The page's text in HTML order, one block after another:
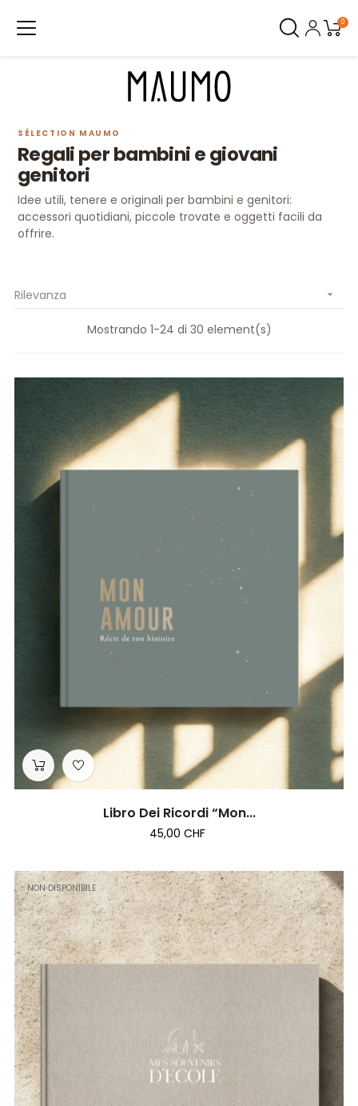
0
SÉLECTION MAUMO
Regali per bambini e giovani
genitori
Idee utili, tenere e originali per bambini e genitori:
accessori quotidiani, piccole trovate e oggetti facili da
offrire.
Rilevanza 
Mostrando 1-24 di 30 element(s)
Libro Dei Ricordi “Mon...
45,00 CHF
NON DISPONIBILE